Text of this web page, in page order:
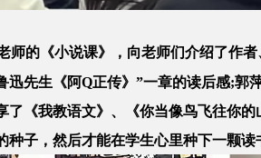
师的《小说课》，向老师们介绍了作
先生《阿Q正传》”一章的读后感;郭
了《我教语文》、《你当像鸟飞往你
子，然后才能在学生心里种下一颗读